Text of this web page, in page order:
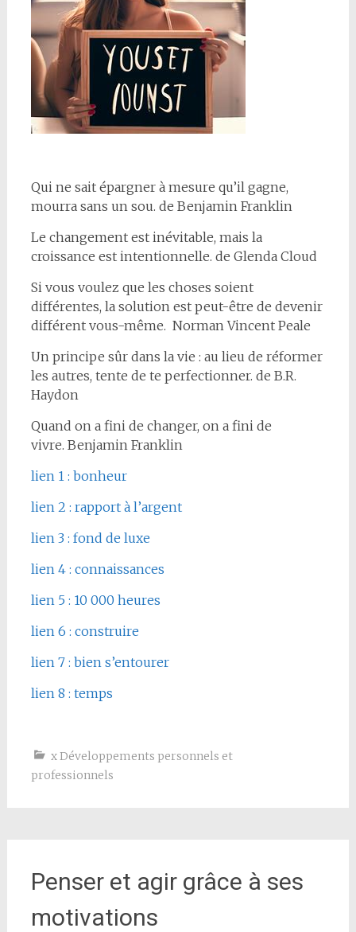
Qui ne sait épargner à mesure qu’il gagne,
mourra sans un sou. de Benjamin Franklin
Le changement est inévitable, mais la
croissance est intentionnelle. de Glenda Cloud
Si vous voulez que les choses soient
différentes, la solution est peut-être de devenir
différent vous-même. Norman Vincent Peale
Un principe sûr dans la vie : au lieu de réformer
les autres, tente de te perfectionner. de B.R.
Haydon
Quand on a fini de changer, on a fini de
vivre. Benjamin Franklin
lien 1 : bonheur
lien 2 : rapport à l’argent
lien 3 : fond de luxe
lien 4 : connaissances
lien 5 : 10 000 heures
lien 6 : construire
lien 7 : bien s’entourer
lien 8 : temps
x Développements personnels et
professionnels
Penser et agir grâce à ses
motivations